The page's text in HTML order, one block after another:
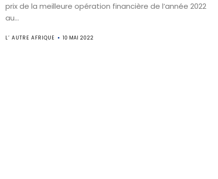
prix de la meilleure opération financière de l’année 2022
au...
L’ AUTRE AFRIQUE 10 MAI 2022